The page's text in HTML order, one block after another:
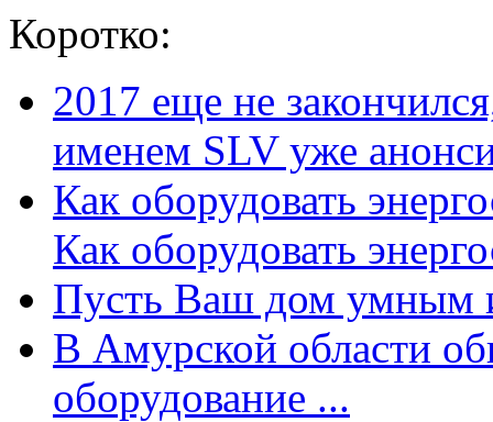
Коротко:
2017 еще не
именем SLV уже
Как оборудовать
Как оборудовать
Пусть Ваш дом умным
В Амурской области
оборудование ...